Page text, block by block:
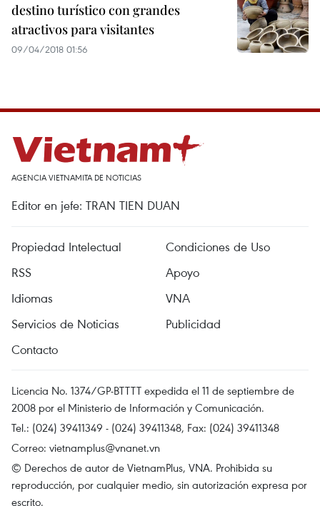
destino turístico con grandes
atractivos para visitantes
09/04/2018 01:56
AGENCIA VIETNAMITA DE NOTICIAS
Editor en jefe: TRAN TIEN DUAN
Propiedad Intelectual
Condiciones de Uso
RSS
Apoyo
Idiomas
VNA
Servicios de Noticias
Publicidad
Contacto
Licencia No. 1374/GP-BTTTT expedida el 11 de septiembre de
2008 por el Ministerio de Información y Comunicación.
Tel.: (024) 39411349 - (024) 39411348, Fax: (024) 39411348
Correo: vietnamplus@vnanet.vn
© Derechos de autor de VietnamPlus, VNA. Prohibida su
reproducción, por cualquier medio, sin autorización expresa por
escrito.